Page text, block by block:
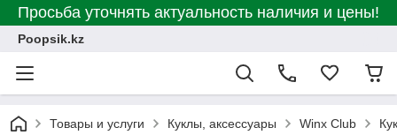
Просьба уточнять актуальность наличия и цены!
Poopsik.kz
Товары и услуги Куклы, аксессуары Winx Club